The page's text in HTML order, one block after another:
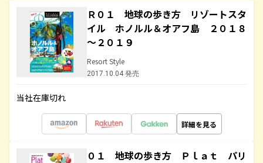
Ｒ０１ 地球の歩き方 リゾートスタ
イル ホノルル＆オアフ島 ２０１８
～２０１９
Resort Style
2017.10.04 発売
当社在庫切れ
詳細を見る
０１ 地球の歩き方 Ｐｌａｔ パリ